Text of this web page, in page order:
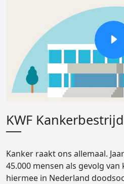
KWF
Kanker raakt ons allemaal.
45.000 mensen als gevolg van
hiermee in Nederland